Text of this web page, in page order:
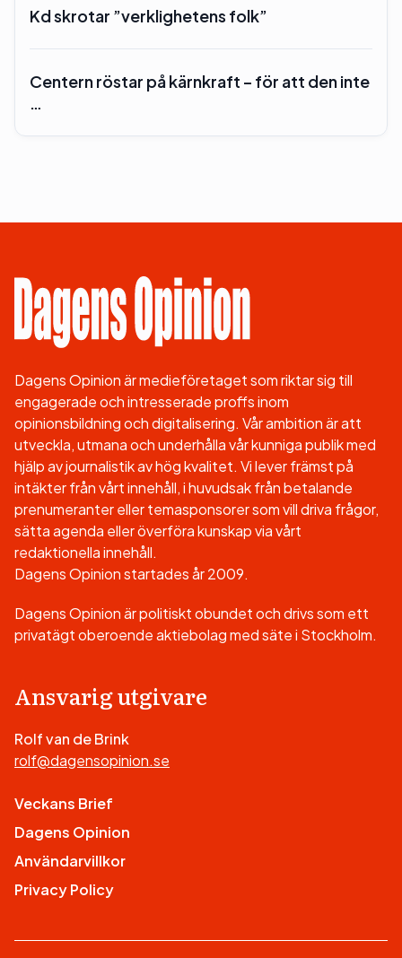
Kd skrotar ”verklighetens folk”
Centern röstar på kärnkraft – för att den inte
…
Dagens Opinion är medieföretaget som riktar sig till
engagerade och intresserade proffs inom
opinionsbildning och digitalisering. Vår ambition är att
utveckla, utmana och underhålla vår kunniga publik med
hjälp av journalistik av hög kvalitet. Vi lever främst på
intäkter från vårt innehåll, i huvudsak från betalande
prenumeranter eller temasponsorer som vill driva frågor,
sätta agenda eller överföra kunskap via vårt
redaktionella innehåll.
Dagens Opinion startades år 2009.
Dagens Opinion är politiskt obundet och drivs som ett
privatägt oberoende aktiebolag med säte i Stockholm.
Ansvarig utgivare
Rolf van de Brink
rolf@dagensopinion.se
Veckans Brief
Dagens Opinion
Användarvillkor
Privacy Policy